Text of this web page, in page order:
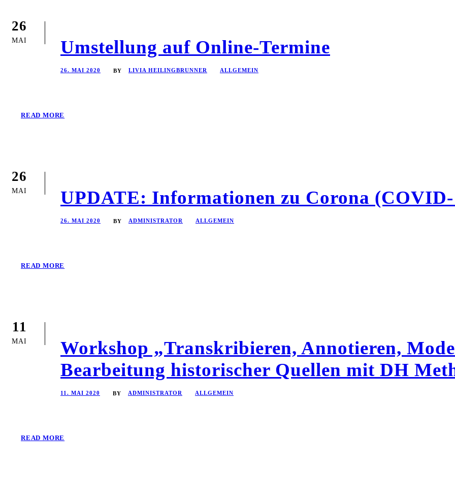
26
MAI Umstellung auf Online-Termine
26. MAI 2020 BY LIVIA HEILINGBRUNNER ALLGEMEIN
READ MORE
26
MAI UPDATE: Informationen zu Corona
26. MAI 2020 BY ADMINISTRATOR ALLGEMEIN
READ MORE
11
MAI
Workshop „Transkribieren, Annotieren,
Bearbeitung historischer Quellen mit DH
11. MAI 2020 BY ADMINISTRATOR ALLGEMEIN
READ MORE